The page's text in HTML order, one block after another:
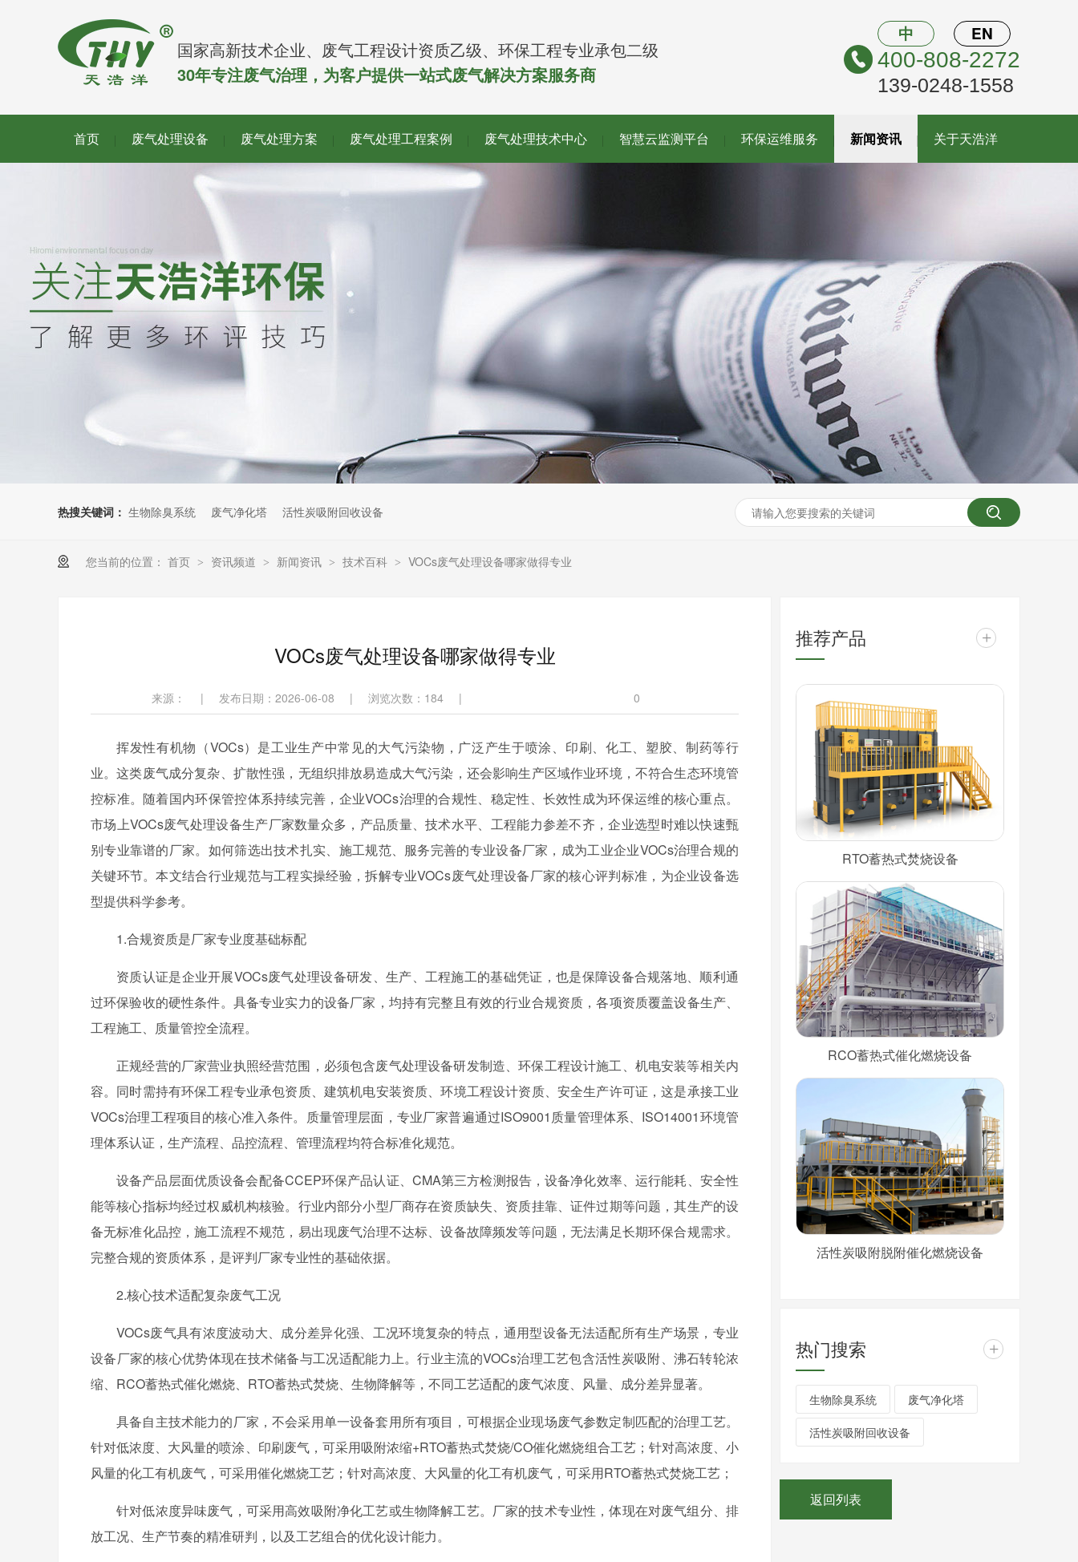
国家高新技术企业、废气工程设计资质乙级、环保工程专业承包二级
30年专注废气治理，为客户提供一站式废气解决方案服务商
中 EN
400-808-2272
139-0248-1558
首页 废气处理设备 废气处理方案 废气处理工程案例 废气处理技术中心 智慧云监测平台 环保运维服务 新闻资讯 关于天浩洋
热搜关键词： 生物除臭系统 废气净化塔 活性炭吸附回收设备
您当前的位置： 首页 > 资讯频道 > 新闻资讯 > 技术百科 > VOCs废气处理设备哪家做得专业
VOCs废气处理设备哪家做得专业
来源： | 发布日期：2026-06-08 | 浏览次数： 184 | 0
挥发性有机物（VOCs）是工业生产中常见的大气污染物，广泛产生于喷涂、印刷、化工、塑胶、制药等行
业。这类废气成分复杂、扩散性强，无组织排放易造成大气污染，还会影响生产区域作业环境，不符合生态环境管
控标准。随着国内环保管控体系持续完善，企业VOCs治理的合规性、稳定性、长效性成为环保运维的核心重点。
市场上VOCs废气处理设备生产厂家数量众多，产品质量、技术水平、工程能力参差不齐，企业选型时难以快速甄
别专业靠谱的厂家。如何筛选出技术扎实、施工规范、服务完善的专业设备厂家，成为工业企业VOCs治理合规的
关键环节。本文结合行业规范与工程实操经验，拆解专业VOCs废气处理设备厂家的核心评判标准，为企业设备选
型提供科学参考。
1.合规资质是厂家专业度基础标配
资质认证是企业开展VOCs废气处理设备研发、生产、工程施工的基础凭证，也是保障设备合规落地、顺利通
过环保验收的硬性条件。具备专业实力的设备厂家，均持有完整且有效的行业合规资质，各项资质覆盖设备生产、
工程施工、质量管控全流程。
正规经营的厂家营业执照经营范围，必须包含废气处理设备研发制造、环保工程设计施工、机电安装等相关内
容。同时需持有环保工程专业承包资质、建筑机电安装资质、环境工程设计资质、安全生产许可证，这是承接工业
VOCs治理工程项目的核心准入条件。质量管理层面，专业厂家普遍通过ISO9001质量管理体系、ISO14001环境管
理体系认证，生产流程、品控流程、管理流程均符合标准化规范。
设备产品层面优质设备会配备CCEP环保产品认证、CMA第三方检测报告，设备净化效率、运行能耗、安全性
能等核心指标均经过权威机构核验。行业内部分小型厂商存在资质缺失、资质挂靠、证件过期等问题，其生产的设
备无标准化品控，施工流程不规范，易出现废气治理不达标、设备故障频发等问题，无法满足长期环保合规需求。
完整合规的资质体系，是评判厂家专业性的基础依据。
2.核心技术适配复杂废气工况
VOCs废气具有浓度波动大、成分差异化强、工况环境复杂的特点，通用型设备无法适配所有生产场景，专业
设备厂家的核心优势体现在技术储备与工况适配能力上。行业主流的VOCs治理工艺包含活性炭吸附、沸石转轮浓
缩、RCO蓄热式催化燃烧、RTO蓄热式焚烧、生物降解等，不同工艺适配的废气浓度、风量、成分差异显著。
具备自主技术能力的厂家，不会采用单一设备套用所有项目，可根据企业现场废气参数定制匹配的治理工艺。
针对低浓度、大风量的喷涂、印刷废气，可采用吸附浓缩+RTO蓄热式焚烧/CO催化燃烧组合工艺；针对高浓度、小
风量的化工有机废气，可采用催化燃烧工艺；针对高浓度、大风量的化工有机废气，可采用RTO蓄热式焚烧工艺；
针对低浓度异味废气，可采用高效吸附净化工艺或生物降解工艺。厂家的技术专业性，体现在对废气组分、排
放工况、生产节奏的精准研判，以及工艺组合的优化设计能力。
推荐产品 +
RTO蓄热式焚烧设备
RCO蓄热式催化燃烧设备
活性炭吸附脱附催化燃烧设备
热门搜索 +
生物除臭系统 废气净化塔
活性炭吸附回收设备
返回列表